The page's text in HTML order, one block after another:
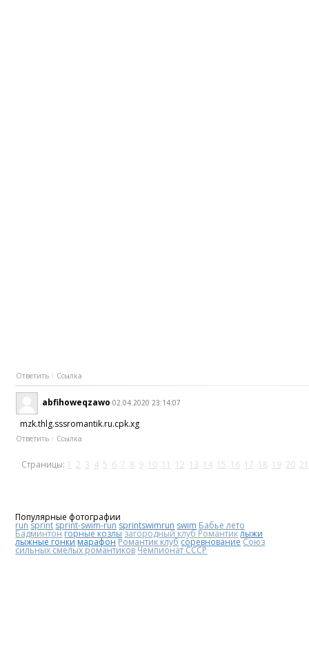
Ответить Ссылка
abfihoweqzawo 02.04.2020 23:14:07
mzk.thlg.sssromantik.ru.cpk.xg
Ответить Ссылка
Страницы: 1 2 3 4 5 6 7 8 9 10 11 12 13 14 15 16 17 18 19 20 21
Популярные фотографии
run sprint sprint-swim-run sprintswimrun swim Бабье лето
Бадминтонгорные козлы загородный клуб Романтиклыжи
лыжные гонки марафонРомантик клубсоревнованиеСоюз
сильных смелых романтиковЧемпионат СССР